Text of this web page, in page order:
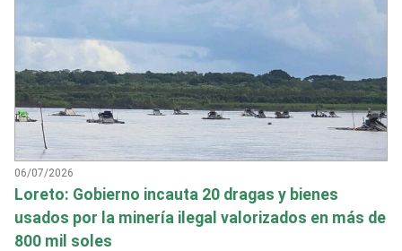
06/07/2026
Loreto: Gobierno incauta 20 dragas y bienes
usados por la minería ilegal valorizados en más de
800 mil soles